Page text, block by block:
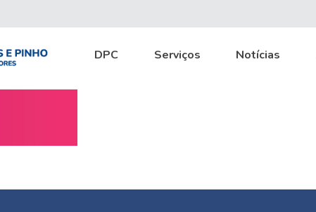
DPC Serviços Notícias